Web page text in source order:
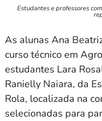
Estudantes e professores
As alunas Ana
curso técnico em
estudantes Lara
Ranielly Naiara, da
Rola, localizada na
selecionadas para